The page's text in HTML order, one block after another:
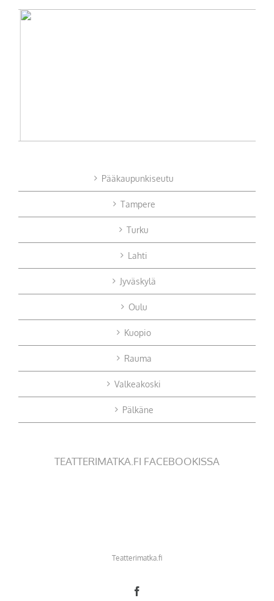
Pääkaupunkiseutu
Tampere
Turku
Lahti
Jyväskylä
Oulu
Kuopio
Rauma
Valkeakoski
Pälkäne
TEATTERIMATKA.FI FACEBOOKISSA
Teatterimatka.fi